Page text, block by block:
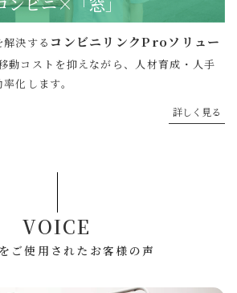
決する コンビニリンクProソリュー
動コストを抑えながら、人材育成・人手
化します。
詳しく見る
VOICE
をご使用されたお客様の声